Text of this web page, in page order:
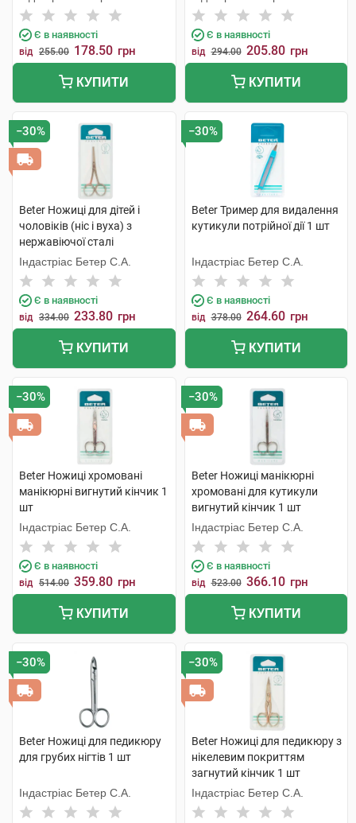
Є в наявності
від 255.00 178.50 грн
КУПИТИ
Є в наявності
від 294.00 205.80 грн
КУПИТИ
−30%
Beter Ножиці для дітей і
чоловіків (ніс і вуха) з
нержавіючої сталі
закруглений кінчик 1 шт
Індастріас Бетер С.А.
Є в наявності
від 334.00 233.80 грн
КУПИТИ
−30%
Beter Тример для видалення
кутикули потрійної дії 1 шт
Індастріас Бетер С.А.
Є в наявності
від 378.00 264.60 грн
КУПИТИ
−30%
Beter Ножиці хромовані
манікюрні вигнутий кінчик 1
шт
Індастріас Бетер С.А.
Є в наявності
від 514.00 359.80 грн
КУПИТИ
−30%
Beter Ножиці манікюрні
хромовані для кутикули
вигнутий кінчик 1 шт
Індастріас Бетер С.А.
Є в наявності
від 523.00 366.10 грн
КУПИТИ
−30%
Beter Ножиці для педикюру
для грубих нігтів 1 шт
Індастріас Бетер С.А.
−30%
Beter Ножиці для педикюру з
нікелевим покриттям
загнутий кінчик 1 шт
Індастріас Бетер С.А.